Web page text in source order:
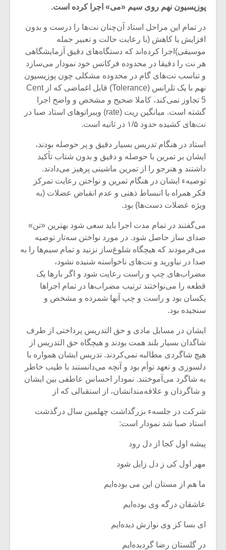
پوزیسیون نهم روی سیم‌ «می» اجرا کرده است.
در تمام این مراحل استاد آن‌چنان نت‌ها را درست و بدون
افزایش یا کاهش‌ (با رعایت حالت و تعبیر جمله
موسیقی)اجرا کرده‌اند که دستگاه‌های دقیق آزمایشگاهی
هر نت‌ را دقیقا در محدوده فرکانس خود نمودار می‌سازد
و تناسب نت‌های گام در محدوده مشکلی چون‌ پوزیسیون
نهم با یک‌ تلرانس (Tolerance) قابل اغماضی‌ که از Cent
5 تجاوز نمی‌کند، کاملا صحیح و مشخص و واضح اجرا
گشته است. میانگین‌ ریت (rate) ویبراتوهای استاد صبا در
نت‌های کشیده حدود ۱/۵ در ثانیه است.
استاد در هنگام تدریس بسیار دقیق و پر حوصله بودند،
ایشان بر تمرین با حوصله و دقیق و بدون شتاب تأکید
داشتند و هنرجو را از تمرین ماشینی پرهیز می‌دادند.
توصیهء ایشان در هنگام تمرین و نواختن رعایت تمرکز
فکر همراه‌ با انبساط ذهنی و عدم انقباض عضلات (به
ویژه‌ عضلات دست‌ها) بود.
می‌گفتند در تمام مدت‌ اجرا باید سعی شود بهترین «تن»
صدای ساز حاصل شود. در مورد نواختن سه‌تار توصیه‌
می‌فرمودند که هیچگاه شلوغ‌ساز نزنید و تمام‌ سیم‌ها را به
صدا در نیاورید و نت‌های ناخواسته‌ شنیده نشود،
مضراب‌های چپ و راست رعایت‌ شود و اگر بارها یک
قطعه را می‌نواختند ترتیب‌ مضراب‌ها در تمام اجراها
یکسان بود و راست و چپ آنها شمرده و مشخص و
سنجیده بود.
ایشان‌ در مسایل مادی و حق التدریس پرداختی از طرف‌
شاگدان بسیار بلند همت بودند و هیچگاه‌ حق التدریس از
هیچ شاگردی مطالبه نمی‌کردند. تدریس ایشان همواره با
دلسوزی و تعهد توأم بود و آنچه می‌دانستند با طیب خاطر
به شاگرد می‌آموختند. نمودار احساس عاطفی بین ایشان
و شاگردان و علاقه‌مندانشان، از استقبالی که از
شرکت در جلسهء بزرگداشت چهلمین سال‌ درگذشت
استاد صبا شد نمودار است:
پیشه اول کجا از دل رود
مهر اول کی ز دل زایل شود
ما هم از مستان این می بوده‌ایم‌
عاشقان درگه وی بوده‌ایم‌
ای بسا کز وی نوازش دیده‌ایم‌
در گلستان رضا گردیده‌ایم‌
میکلوش روژا
یادداشتی بر موسیقی
متن فیلم «متری
شیش و نیم»
اگر نمی توانی
مشهورترین باشی،
موسیقی